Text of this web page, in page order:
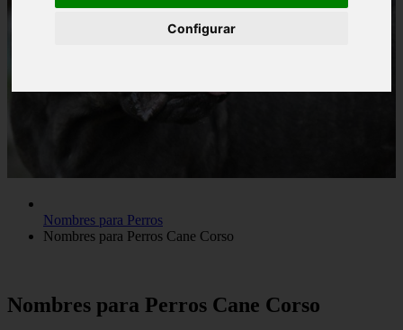
Configurar
Nombres para Perros
Nombres para Perros Cane Corso
Nombres para Perros Cane Corso